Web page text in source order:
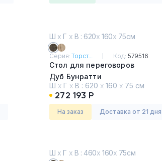
Ш х Г х В : 620х 160х 75см
Серия:Торст... Код: 579516
Стол для переговоров
Дуб Бунратти
Ш х Г х В : 620 х 160 х 75 см
272 193 Р
На заказ Доставка от 21 дня
Ш х Г х В : 460х 160х 75см